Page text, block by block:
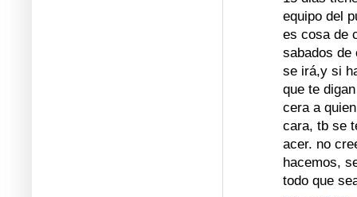
equipo del
es cosa de
sabados de
se irá,y si
que te
cera a
cara, tb se
acer. no
hacemos,
todo que